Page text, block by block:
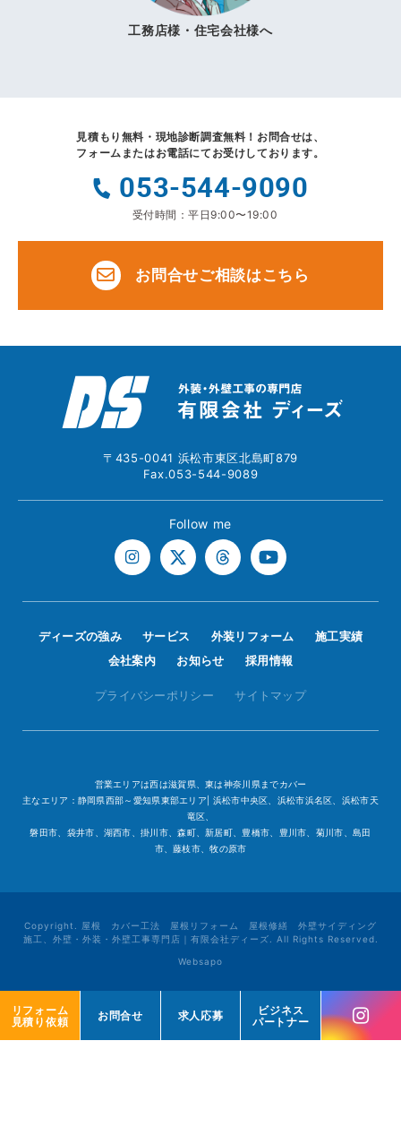
リフォーム
見積り依頼
お問合せ 求人応募
ビジネス
パートナー
リフォーム
見積り依頼
お問合せ 求人応募
ビジネス
パートナー
工務店様・住宅会社様へ
見積もり無料・現地診断調査無料！ お問合せは、
フォームまたはお電話にてお受けしております。
053-544-9090
受付時間：平日9:00〜19:00
お問合せご相談はこちら
〒435-0041 浜松市東区北島町879
Fax.053-544-9089
Follow me
ディーズの強み サービス 外装リフォーム
施工実績
会社案内
お知らせ 採用情報
プライバシーポリシー サイトマップ
営業エリアは西は滋賀県、東は神奈川県までカバー
主なエリア：静岡県西部～愛知県東部エリア| 浜松市中央区、浜松市浜名区、浜松市天
竜区、
磐田市、袋井市、湖西市、掛川市、森町、新居町、豊橋市、豊川市、菊川市、島田
市、藤枝市、牧の原市
Copyright. 屋根 カバー工法 屋根リフォーム 屋根修繕 外壁サイディング
施工、外壁・外装・外壁工事専門店｜有限会社ディーズ. All Rights Reserved.
Websapo